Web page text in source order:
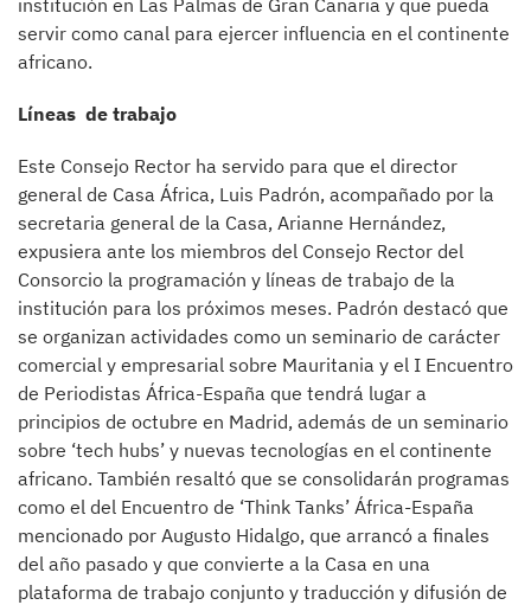
institución en Las Palmas de Gran Canaria y que pueda
servir como canal para ejercer influencia en el continente
africano.
Líneas de trabajo
Este Consejo Rector ha servido para que el director
general de Casa África, Luis Padrón, acompañado por la
secretaria general de la Casa, Arianne Hernández,
expusiera ante los miembros del Consejo Rector del
Consorcio la programación y líneas de trabajo de la
institución para los próximos meses. Padrón destacó que
se organizan actividades como un seminario de carácter
comercial y empresarial sobre Mauritania y el I Encuentro
de Periodistas África-España que tendrá lugar a
principios de octubre en Madrid, además de un seminario
sobre ‘tech hubs’ y nuevas tecnologías en el continente
africano. También resaltó que se consolidarán programas
como el del Encuentro de ‘Think Tanks’ África-España
mencionado por Augusto Hidalgo, que arrancó a finales
del año pasado y que convierte a la Casa en una
plataforma de trabajo conjunto y traducción y difusión de